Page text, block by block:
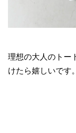
理想の大人のトー
けたら嬉しいです。